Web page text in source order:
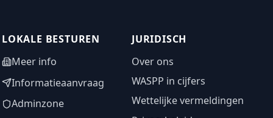
LOKALE BESTUREN
Meer info
Informatieaanvraag
Adminzone
JURIDISCH
Over ons
WASPP in cijfers
Wettelijke vermeldingen